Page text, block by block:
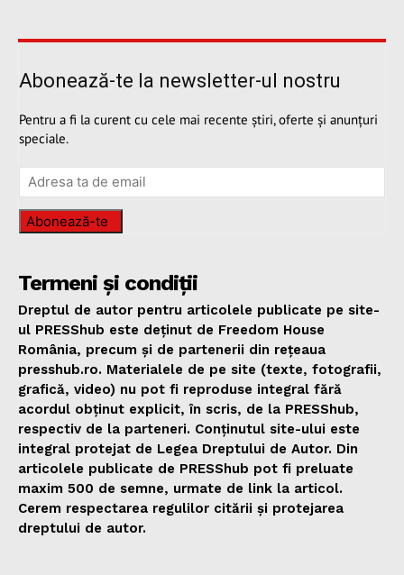
Abonează-te la newsletter-ul nostru
Pentru a fi la curent cu cele mai recente știri, oferte și anunțuri
speciale.
Abonează-te
Termeni și condiții
Dreptul de autor pentru articolele publicate pe site-
ul PRESShub este deținut de Freedom House
România, precum și de partenerii din rețeaua
presshub.ro. Materialele de pe site (texte, fotografii,
grafică, video) nu pot fi reproduse integral fără
acordul obținut explicit, în scris, de la PRESShub,
respectiv de la parteneri. Conținutul site-ului este
integral protejat de Legea Dreptului de Autor. Din
articolele publicate de PRESShub pot fi preluate
maxim 500 de semne, urmate de link la articol.
Cerem respectarea regulilor citării și protejarea
dreptului de autor.